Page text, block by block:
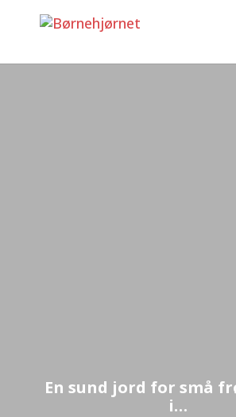
En sund jord for små
i…